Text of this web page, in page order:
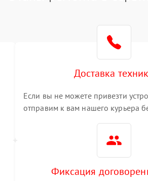
Доставка
Если вы не можете привезти
отправим к вам нашего курьера
Фиксация